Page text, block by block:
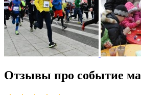
Отзывы про событие